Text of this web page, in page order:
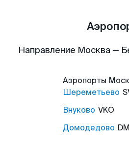
Направление Москва —
Аэропорты
Шереметьево
Внуково VKO
Домодедово